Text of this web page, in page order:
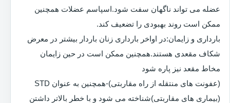
عضله می تواند ناگهان سفت شود.اسپاسم عضلات همچنین
ممکن است روند بهبودی را تضعیف کند.
بارداری و زایمان:در اواخر بارداری زنان باردار بیشتر در معرض
شکاف مقعدی هستند.همچنین ممکن است در حین زایمان
مخاط مقعد نیز پاره شود
(عفونت های منتقله از راه مقاربتی)-همچنین به عنوان STD
(بیماری های مقاربتی)شناخته می شود و با خطر بالاتر داشتن